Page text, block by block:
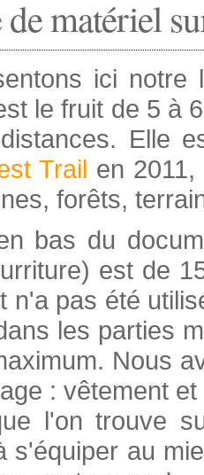
matériel
ici
le fruit de 5 à
Elle
Trail en
forêts,
bas du
est de
n'a pas été
les parties
Nous
: vêtement
l'on trouve
s'équiper au